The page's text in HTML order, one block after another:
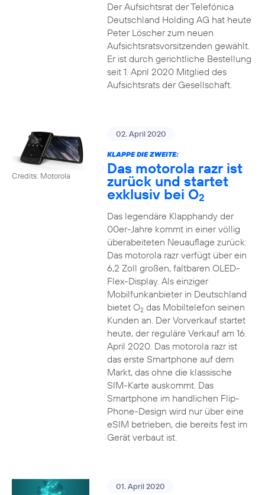
Der Aufsichtsrat der Telefónica
Deutschland Holding AG hat heute
Peter Löscher zum neuen
Aufsichtsratsvorsitzenden gewählt.
Er ist durch gerichtliche Bestellung
seit 1. April 2020 Mitglied des
Aufsichtsrats der Gesellschaft.
Credits: Motorola
02. April 2020
KLAPPE DIE ZWEITE:
Das motorola razr ist
zurück und startet
exklusiv bei O2
Das legendäre Klapphandy der
00er-Jahre kommt in einer völlig
überabeiteten Neuauflage zurück:
Das motorola razr verfügt über ein
6,2 Zoll großen, faltbaren OLED-
Flex-Display. Als einziger
Mobilfunkanbieter in Deutschland
bietet O2das Mobiltelefon seinen
Kunden an. Der Vorverkauf startet
heute, der reguläre Verkauf am 16.
April 2020. Das motorola razr ist
das erste Smartphone auf dem
Markt, das ohne die klassische
SIM-Karte auskommt. Das
Smartphone im handlichen Flip-
Phone-Design wird nur über eine
eSIM betrieben, die bereits fest im
Gerät verbaut ist.
01. April 2020